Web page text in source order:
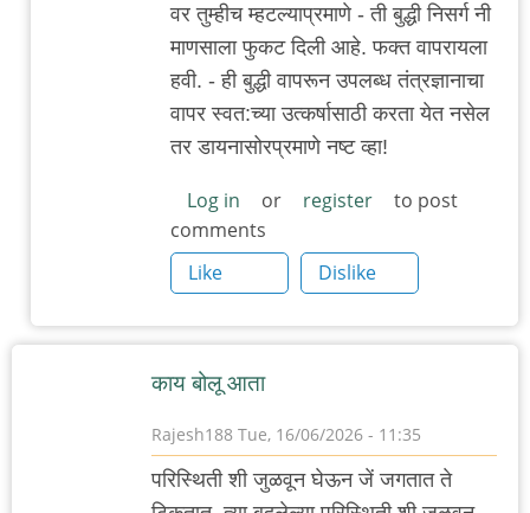
वर तुम्हीच म्हटल्याप्रमाणे - ती बुद्धी निसर्ग नी
माणसाला फुकट दिली आहे. फक्त वापरायला
हवी. - ही बुद्धी वापरून उपलब्ध तंत्रज्ञानाचा
वापर स्वत:च्या उत्कर्षासाठी करता येत नसेल
तर डायनासोरप्रमाणे नष्ट व्हा!
Log in or register
to post
comments
Like
Dislike
काय बोलू आता
Rajesh188 Tue, 16/06/2026 - 11:35
परिस्थिती शी जुळवून घेऊन जें जगतात ते